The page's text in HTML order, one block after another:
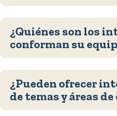
¿Quiénes son los
conforman su
¿Pueden ofrecer
de temas y áreas